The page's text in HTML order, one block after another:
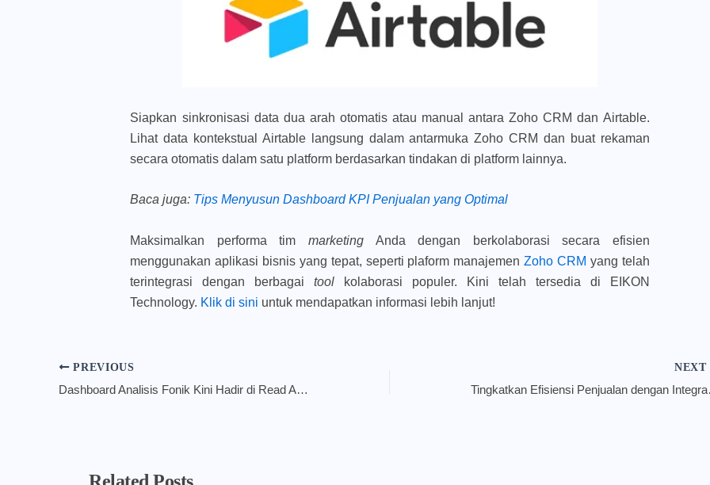
Siapkan sinkronisasi data dua arah otomatis atau manual antara Zoho CRM dan Airtable.
Lihat data kontekstual Airtable langsung dalam antarmuka Zoho CRM dan buat rekaman
secara otomatis dalam satu platform berdasarkan tindakan di platform lainnya.
Baca juga: Tips Menyusun Dashboard KPI Penjualan yang Optimal
Maksimalkan performa tim marketingAnda dengan berkolaborasi secara efisien
menggunakan aplikasi bisnis yang tepat, seperti plaform manajemen Zoho CRM yang telah
terintegrasi dengan berbagaitool
kolaborasi populer. Kini telah tersedia di EIKON
Technology. Klik di sini untuk mendapatkan informasi lebih lanjut!
PREVIOUS
Dashboard Analisis Fonik Kini Hadir di Read Along Google Classroom, Apa Fungsinya?
NEXT
Related Posts